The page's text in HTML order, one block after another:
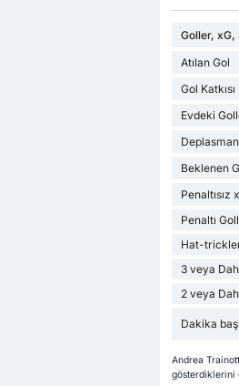
Goller, xG,
Atılan Gol
Gol Katkısı
Evdeki
Beklenen
Penaltısız
Penaltı
Hat-
3 veya
2 veya
Dakika
Andrea
gösterdiklerini